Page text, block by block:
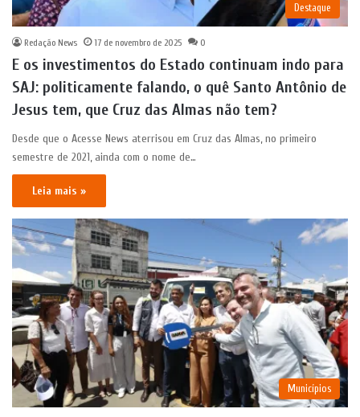
Destaque
Redação News 17 de novembro de 2025 0
E os investimentos do Estado continuam indo para
SAJ: politicamente falando, o quê Santo Antônio de
Jesus tem, que Cruz das Almas não tem?
Desde que o Acesse News aterrisou em Cruz das Almas, no primeiro
semestre de 2021, ainda com o nome de…
Leia mais »
Municípios